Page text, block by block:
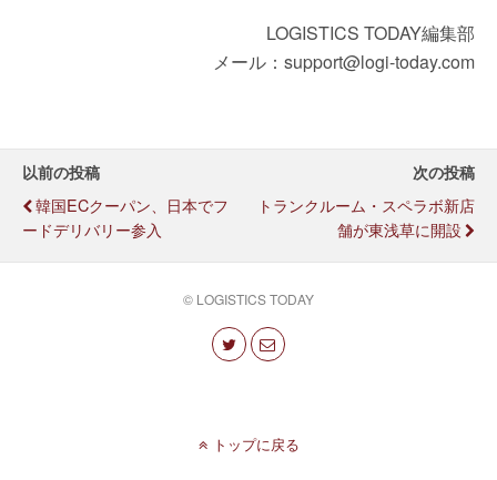
LOGISTICS TODAY編集部
メール：support@logi-today.com
以前の投稿
韓国ECクーパン、日本でフ
ードデリバリー参入
次の投稿
トランクルーム・スペラボ新店
舗が東浅草に開設
© LOGISTICS TODAY
トップに戻る